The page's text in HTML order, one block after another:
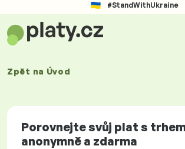
#StandWithUkraine
Zpět na Úvod
Porovnejte svůj plat s
anonymně a zdarma